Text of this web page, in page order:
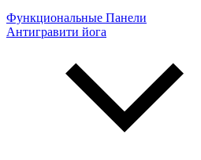
Функциональные Панели
Антигравити йога